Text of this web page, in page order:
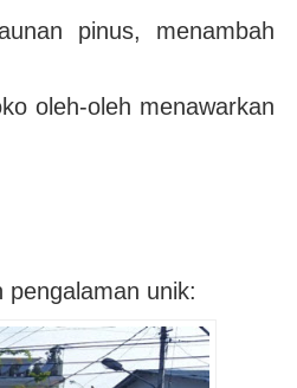
pinus, menambah
oleh‑oleh menawarkan
pengalaman unik: